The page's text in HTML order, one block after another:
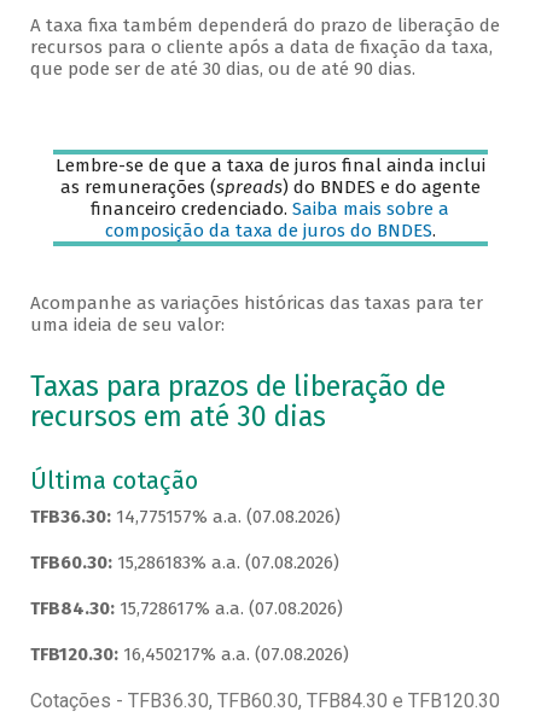
A taxa fixa também dependerá do prazo de liberação de
recursos para o cliente após a data de fixação da taxa,
que pode ser de até 30 dias, ou de até 90 dias.
Lembre-se de que a taxa de juros final ainda inclui
as remunerações (spreads) do BNDES e do agente
financeiro credenciado.Saiba mais sobre a
composição da taxa de juros do BNDES.
Acompanhe as variações históricas das taxas para ter
uma ideia de seu valor:
Taxas para prazos de liberação de
recursos em até 30 dias
Última cotação
TFB36.30: 14,775157% a.a. (07.08.2026)
TFB60.30: 15,286183% a.a. (07.08.2026)
TFB84.30: 15,728617% a.a. (07.08.2026)
TFB120.30: 16,450217% a.a. (07.08.2026)
Cotações - TFB36.30, TFB60.30, TFB84.30 e TFB120.30